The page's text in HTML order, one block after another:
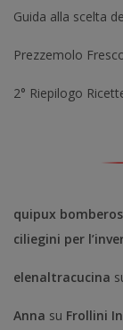
Guida alla scelta
Prezzemolo
2° Riepilogo
quipux
ciliegini per
elenaltracucina
Anna su Frollini